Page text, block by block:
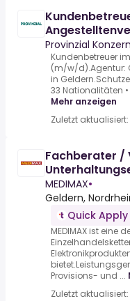
Provinzial Konzern
Kundenbetreuer
(m/w/d).Agentur:
in
33 Nationalitäten
Mehr anzeigen
Zuletzt
Fachberater /
MEDIMAX•
Geldern,
Quick Apply
MEDIMAX ist eine
Provisions- und ...
Zuletzt